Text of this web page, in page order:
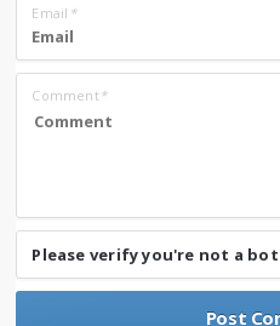
Email *
Comment*
Please verify you're not a bot